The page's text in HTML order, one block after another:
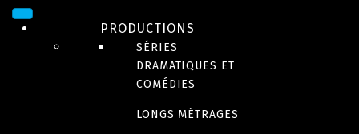
PRODUCTIONS
SÉRIES
DRAMATIQUES ET
COMÉDIES
LONGS MÉTRAGES
DOCUMENTAIRES